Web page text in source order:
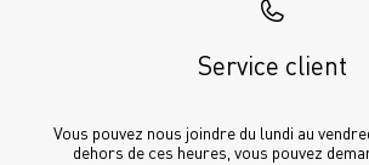
Service client
Vous pouvez nous joindre du lundi au
dehors de ces heures, vous pouvez